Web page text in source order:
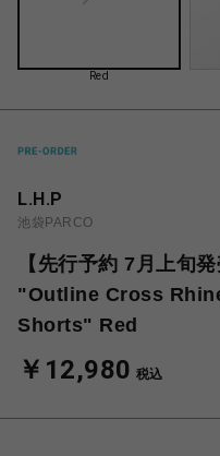
Red
L.H.P
池袋PARCO
【先行予約 7月上旬
"Outline Cross
Shorts" Red
￥12,980 税込